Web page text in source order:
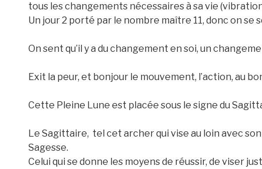
tous les changements nécessaires à sa vie
Un jour 2 porté par le nombre maître 11, donc on se
On sent qu’il y a du changement en soi, un
Exit la peur, et bonjour le mouvement, l’action, au
Cette Pleine Lune est placée sous le signe du
Le Sagittaire, tel cet archer qui vise au loin avec
Sagesse.
Celui qui se donne les moyens de réussir, de viser